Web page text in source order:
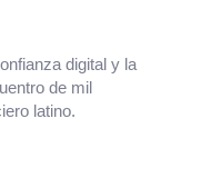
digital y la
de mil
latino.